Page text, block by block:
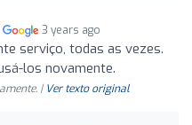
3 years ago
serviço, todas as vezes.
los novamente.
| Ver texto original